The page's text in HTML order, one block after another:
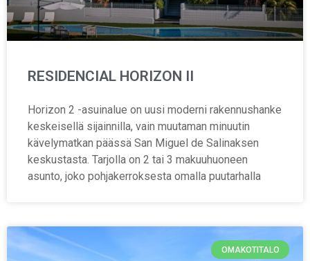
RESIDENCIAL HORIZON II
Horizon 2 -asuinalue on uusi moderni rakennushanke
keskeisellä sijainnilla, vain muutaman minuutin
kävelymatkan päässä San Miguel de Salinaksen
keskustasta. Tarjolla on 2 tai 3 makuuhuoneen
asunto, joko pohjakerroksesta omalla puutarhalla
OMAKOTITALO